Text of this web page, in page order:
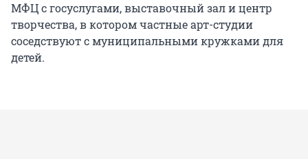
МФЦ с госуслугами, выставочный зал и центр
творчества, в котором частные арт-студии
соседствуют с муниципальными кружками для
детей.